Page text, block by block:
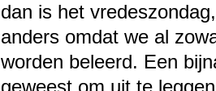
dan is het
anders omdat we al
worden beleerd. Een
geweest om uit te